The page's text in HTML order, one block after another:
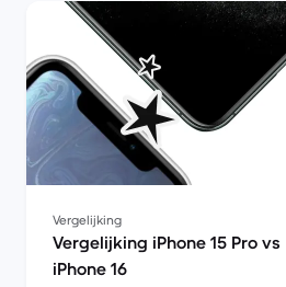
Vergelijking
Vergelijking iPhone 15 Pro vs
iPhone 16